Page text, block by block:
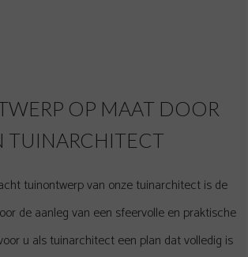
OP MAAT DOOR
TUINARCHITECT
tuinontwerp van onze tuinarchitect is de
de aanleg van een sfeervolle en praktische
u als tuinarchitect een plan dat volledig is